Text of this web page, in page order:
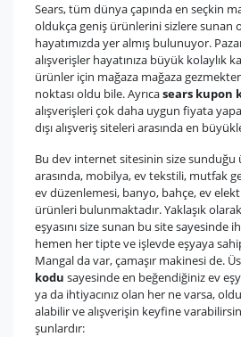
Sears, tüm dünya çapında en seçkin
oldukça geniş ürünlerini sizlere sunan
hayatımızda yer almış bulunuyor.
alışverişler hayatınıza büyük kolaylık
ürünler için mağaza mağaza
noktası oldu bile. Ayrıcasears kupon
alışverişleri çok daha uygun fiyata
dışı alışveriş siteleri arasında en
Bu dev internet sitesinin size sunduğu
arasında, mobilya, ev tekstili, mutfak
ev düzenlemesi, banyo, bahçe, ev
ürünleri bulunmaktadır. Yaklaşık
eşyasını size sunan bu site sayesinde
hemen her tipte ve işlevde eşyaya
Mangal da var, çamaşır makinesi de.
kodu sayesinde en beğendiğiniz ev
ya da ihtiyacınız olan her ne varsa,
alabilir ve alışverişin keyfine
şunlardır: